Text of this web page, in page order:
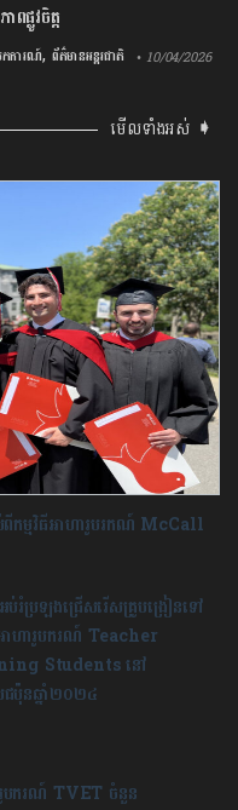
ព​ផ្លូវចិត្ត
ការណ៍, ព័ត៌មានអន្តរជាតិ • 10/04/2026
មើលទាំងអស់ ➧
ស់ពីកម្មវិធីអាហារូបរកណ៍ McCall
រំប្រឡងជ្រើសរើសគ្រូបង្រៀនទៅ
ាហារូបករណ៍ Teacher
Students នៅ
ប៉ុនឆ្នាំ២០២៤
បករណ៍ TVET ចំនួន